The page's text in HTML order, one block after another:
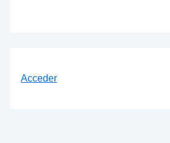
Acceder